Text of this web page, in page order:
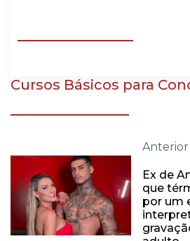
Cursos Básicos para
Anterior
Ex de
que
por um